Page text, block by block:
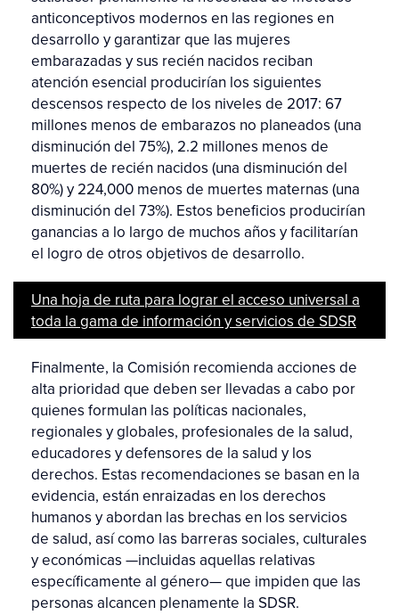
anticonceptivos modernos en las regiones en
desarrollo y garantizar que las mujeres
embarazadas y sus recién nacidos reciban
atención esencial producirían los siguientes
descensos respecto de los niveles de 2017: 67
millones menos de embarazos no planeados (una
disminución del 75%), 2.2 millones menos de
muertes de recién nacidos (una disminución del
80%) y 224,000 menos de muertes maternas (una
disminución del 73%). Estos beneficios producirían
ganancias a lo largo de muchos años y facilitarían
el logro de otros objetivos de desarrollo.
Una hoja de ruta para lograr el acceso universal a
toda la gama de información y servicios de SDSR
Finalmente, la Comisión recomienda acciones de
alta prioridad que deben ser llevadas a cabo por
quienes formulan las políticas nacionales,
regionales y globales, profesionales de la salud,
educadores y defensores de la salud y los
derechos. Estas recomendaciones se basan en la
evidencia, están enraizadas en los derechos
humanos y abordan las brechas en los servicios
de salud, así como las barreras sociales, culturales
y económicas —incluidas aquellas relativas
específicamente al género— que impiden que las
personas alcancen plenamente la SDSR.